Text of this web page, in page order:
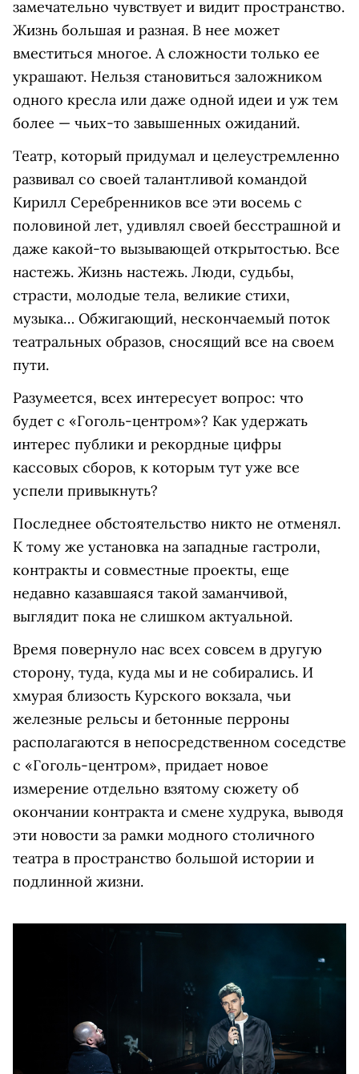
замечательно чувствует и видит пространство.
Жизнь большая и разная. В нее может
вместиться многое. А сложности только ее
украшают. Нельзя становиться заложником
одного кресла или даже одной идеи и уж тем
более — чьих-то завышенных ожиданий.
Театр, который придумал и целеустремленно
развивал со своей талантливой командой
Кирилл Серебренников все эти восемь с
половиной лет, удивлял своей бесстрашной и
даже какой-то вызывающей открытостью. Все
настежь. Жизнь настежь. Люди, судьбы,
страсти, молодые тела, великие стихи,
музыка… Обжигающий, нескончаемый поток
театральных образов, сносящий все на своем
пути.
Разумеется, всех интересует вопрос: что
будет с «Гоголь-центром»? Как удержать
интерес публики и рекордные цифры
кассовых сборов, к которым тут уже все
успели привыкнуть?
Последнее обстоятельство никто не отменял.
К тому же установка на западные гастроли,
контракты и совместные проекты, еще
недавно казавшаяся такой заманчивой,
выглядит пока не слишком актуальной.
Время повернуло нас всех совсем в другую
сторону, туда, куда мы и не собирались. И
хмурая близость Курского вокзала, чьи
железные рельсы и бетонные перроны
располагаются в непосредственном соседстве
с «Гоголь-центром», придает новое
измерение отдельно взятому сюжету об
окончании контракта и смене худрука, выводя
эти новости за рамки модного столичного
театра в пространство большой истории и
подлинной жизни.